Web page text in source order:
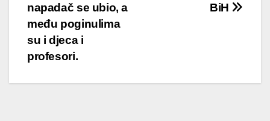
BiH
napadač se ubio, a
među poginulima
su i djeca i
profesori.